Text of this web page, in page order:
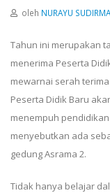
oleh NURAYU
Tahun ini merupakan
menerima Peserta
mewarnai serah
Peserta Didik Baru
menempuh
menyebutkan ada
gedung Asrama 2.
Tidak hanya belajar